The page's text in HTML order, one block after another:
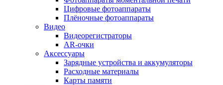
Цифровые фотоаппараты
Плёночные фотоаппараты
Видео
Видеорегистраторы
AR-очки
Аксессуары
Зарядные устройства и аккумуляторы
Расходные материалы
Карты памяти